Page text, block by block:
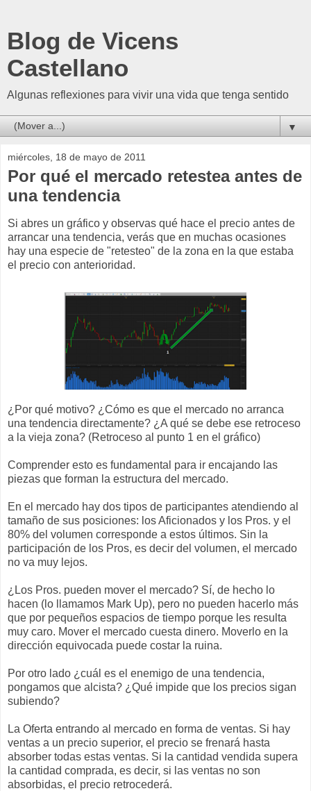
Blog de Vicens
Castellano
Algunas reflexiones para vivir una vida que tenga sentido
▼
miércoles, 18 de mayo de 2011
Por qué el mercado retestea antes de
una tendencia
Si abres un gráfico y observas qué hace el precio antes de
arrancar una tendencia, verás que en muchas ocasiones
hay una especie de "retesteo" de la zona en la que estaba
el precio con anterioridad.
¿Por qué motivo? ¿Cómo es que el mercado no arranca
una tendencia directamente? ¿A qué se debe ese retroceso
a la vieja zona? (Retroceso al punto 1 en el gráfico)
Comprender esto es fundamental para ir encajando las
piezas que forman la estructura del mercado.
En el mercado hay dos tipos de participantes atendiendo al
tamaño de sus posiciones: los Aficionados y los Pros. y el
80% del volumen corresponde a estos últimos. Sin la
participación de los Pros, es decir del volumen, el mercado
no va muy lejos.
¿Los Pros. pueden mover el mercado? Sí, de hecho lo
hacen (lo llamamos Mark Up), pero no pueden hacerlo más
que por pequeños espacios de tiempo porque les resulta
muy caro. Mover el mercado cuesta dinero. Moverlo en la
dirección equivocada puede costar la ruina.
Por otro lado ¿cuál es el enemigo de una tendencia,
pongamos que alcista? ¿Qué impide que los precios sigan
subiendo?
La Oferta entrando al mercado en forma de ventas. Si hay
ventas a un precio superior, el precio se frenará hasta
absorber todas estas ventas. Si la cantidad vendida supera
la cantidad comprada, es decir, si las ventas no son
absorbidas, el precio retrocederá.